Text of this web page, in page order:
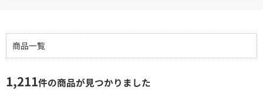
商品一覧
1,211件の商品が見つかりました